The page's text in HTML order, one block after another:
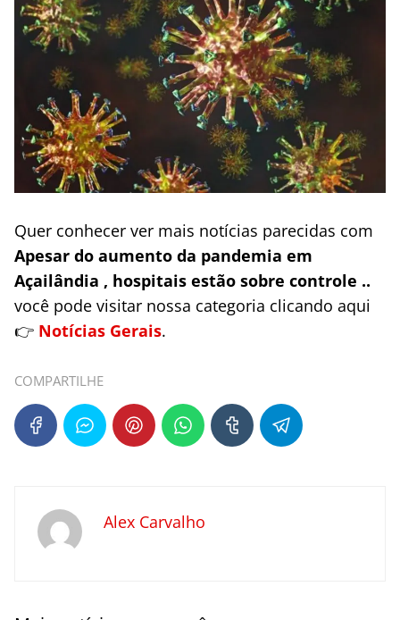
Quer conhecer ver mais notícias parecidas com
Apesar do aumento da pandemia em
Açailândia , hospitais estão sobre controle ..
você pode visitar nossa categoria clicando aqui
👉 Notícias Gerais.
COMPARTILHE
Alex Carvalho